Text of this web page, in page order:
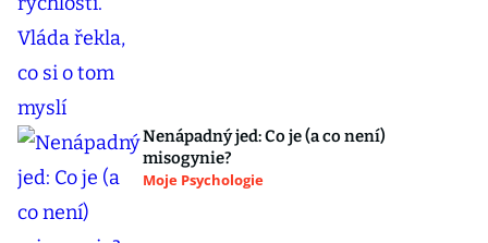
Nenápadný jed: Co je (a co není)
misogynie?
Moje Psychologie